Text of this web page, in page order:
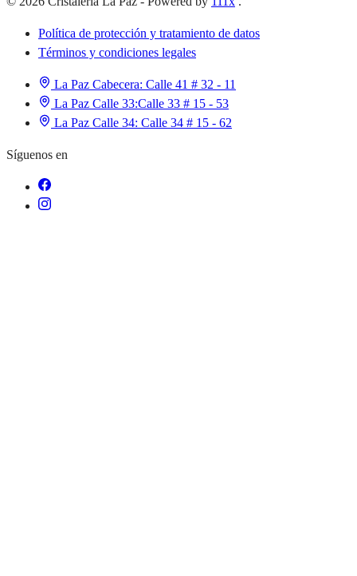
Política de protección y tratamiento de datos
Términos y condiciones legales
La Paz Cabecera: Calle 41 # 32 - 11
La Paz Calle 33:Calle 33 # 15 - 53
La Paz Calle 34: Calle 34 # 15 - 62
Síguenos en